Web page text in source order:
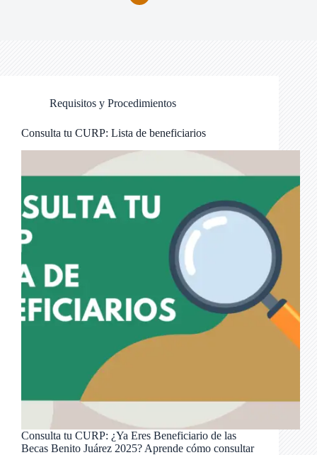
Requisitos y Procedimientos
Consulta tu CURP: Lista de beneficiarios
Consulta tu CURP: ¿Ya Eres Beneficiario de las
Becas Benito Juárez 2025? Aprende cómo consultar